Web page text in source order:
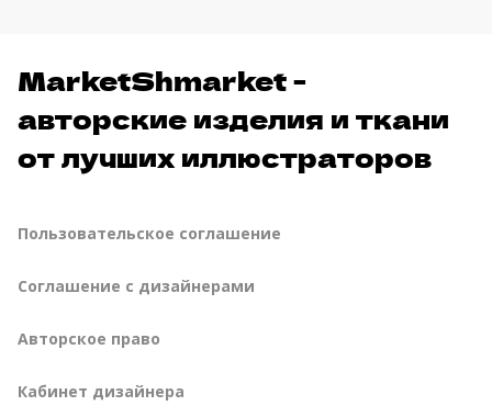
MarketShmarket -
авторские изделия и ткани
от лучших иллюстраторов
Пользовательское соглашение
Соглашение с дизайнерами
Авторское право
Кабинет дизайнера